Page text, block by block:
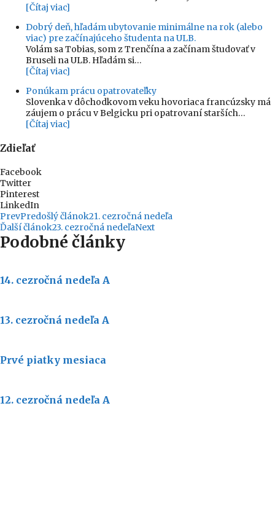
[Čítaj viac]
Dobrý deň, hľadám ubytovanie minimálne na rok (alebo
viac) pre začínajúceho študenta na ULB.
Volám sa Tobias, som z Trenčína a začínam študovať v
Bruseli na ULB. Hľadám si…
[Čítaj viac]
Ponúkam prácu opatrovateľky
Slovenka v dôchodkovom veku hovoriaca francúzsky má
záujem o prácu v Belgicku pri opatrovaní starších…
[Čítaj viac]
Zdieľať
Facebook
Twitter
Pinterest
LinkedIn
PrevPredošlý článok21. cezročná nedeľa
Ďalší článok23. cezročná nedeľaNext
Podobné články
14. cezročná nedeľa A
13. cezročná nedeľa A
Prvé piatky mesiaca
12. cezročná nedeľa A